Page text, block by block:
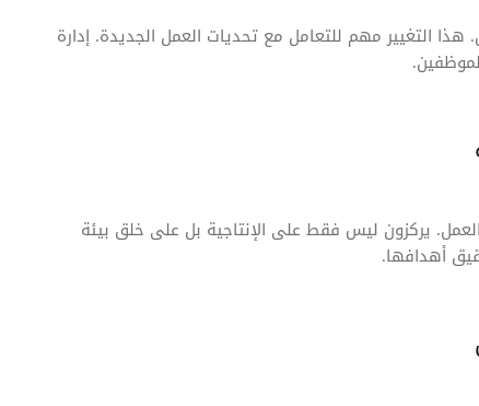
هذا التغيير مهم للتعامل مع تحديات العمل الجديدة. إدارة
يركزون ليس فقط على الإنتاجية بل على خلق بيئة
أهدافها.